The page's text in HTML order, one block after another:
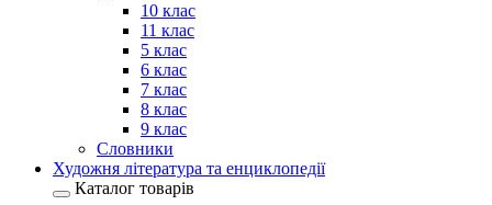
10 клас
11 клас
5 клас
6 клас
7 клас
8 клас
9 клас
Словники
Художня література та енциклопедії
Каталог товарів